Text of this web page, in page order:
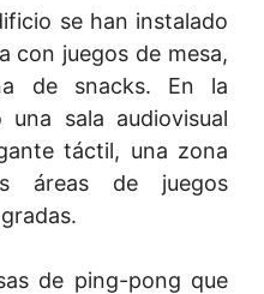
se han instalado
con juegos de mesa,
de snacks. En la
sala audiovisual
táctil, una zona
áreas de juegos
de ping-pong que